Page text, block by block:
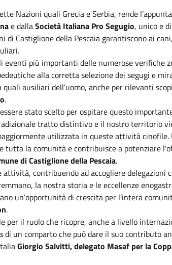
Nazioni quali Grecia e Serbia, rende
e dallaSocietà Italiana Pro Segugio, unico e
Castiglione della Pescaia garantiscono ai
eventi più importanti delle numerose verifiche
alla corretta selezione dei segugi e
quali ausiliari dell’uomo, anche per rilevanti
.
stato scelto per ospitare questo
tratto distintivo e il nostro territorio
utilizzata in queste attività
tutta la comunità e contribuisce a potenziare
di Castiglione della Pescaia.
contribuendo ad accogliere delegazioni
la nostra storia e le eccellenze
un’opportunità di crescita per l’intera
.
per il ruolo che ricopre, anche a livello
un comparto che può dare il suo contributo
Giorgio Salvitti, delegato Masaf per la